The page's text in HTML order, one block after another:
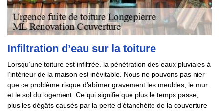
Infiltration d’eau sur la toiture
Lorsqu’une toiture est infiltrée, la pénétration des eaux pluviales à
l’intérieur de la maison est inévitable. Nous ne pouvons pas nier
que ce problème risque d’abîmer gravement les meubles, le mur
et le sol du logement. Ce qui signifie que plus le temps passe,
plus les dégâts causés par la perte d’étanchéité de la couverture